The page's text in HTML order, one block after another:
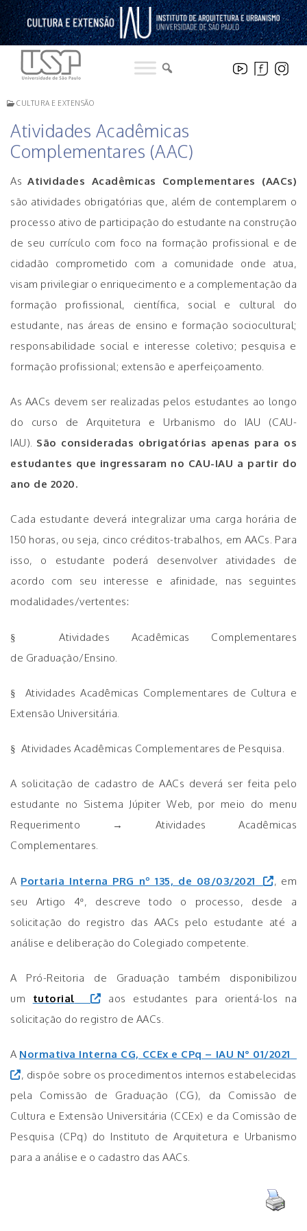
Pular
para
conteúdo
CULTURA E EXTENSÃO
Atividades Acadêmicas
Complementares (AAC)
AsAtividades Acadêmicas Complementares (AACs)
são atividades obrigatórias que, além de contemplarem o
processo ativo de participação do estudante na construção
de seu currículo com foco na formação profissional e de
cidadão comprometido com a comunidade onde atua,
visam privilegiar o enriquecimento e a complementação da
formação profissional, científica, social e cultural do
estudante, nas áreas de ensino e formação sociocultural;
responsabilidade social e interesse coletivo; pesquisa e
formação profissional; extensão e aperfeiçoamento.
As AACs devem ser realizadas pelos estudantes ao longo
do curso de Arquitetura e Urbanismo do IAU (CAU-
IAU). São consideradas obrigatórias apenas para os
estudantes que ingressaram no CAU-IAU a partir do
ano de 2020.
Cada estudante deverá integralizar uma carga horária de
150 horas, ou seja, cinco créditos-trabalhos, em AACs. Para
isso, o estudante poderá desenvolver atividades de
acordo com seu interesse e afinidade, nas seguintes
modalidades/vertentes:
§ Atividades Acadêmicas Complementares
de Graduação/Ensino.
§ Atividades Acadêmicas Complementares de Cultura e
Extensão Universitária.
§ Atividades Acadêmicas Complementares de Pesquisa.
A solicitação de cadastro de AACs deverá ser feita pelo
estudante no Sistema Júpiter Web, por meio do menu
Requerimento → Atividades Acadêmicas
Complementares.
A Portaria Interna PRG nº 135, de 08/03/2021
, em
seu Artigo 4º, descreve todo o processo, desde a
solicitação do registro das AACs pelo estudante até a
análise e deliberação do Colegiado competente.
A Pró-Reitoria de Graduação também disponibilizou
um tutorial
aos estudantes para orientá-los na
solicitação do registro de AACs.
A Normativa Interna CG, CCEx e CPq – IAU N° 01/2021
, dispõe sobre os procedimentos internos estabelecidas
pela Comissão de Graduação (CG), da Comissão de
Cultura e Extensão Universitária (CCEx) e da Comissão de
Pesquisa (CPq) do Instituto de Arquitetura e Urbanismo
para a análise e o cadastro das AACs.